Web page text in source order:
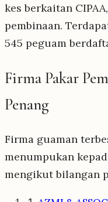
kes berkaitan
pembinaan.
545 peguam
Firma Pakar
Penang
Firma guaman
menumpukan
mengikut bilangan